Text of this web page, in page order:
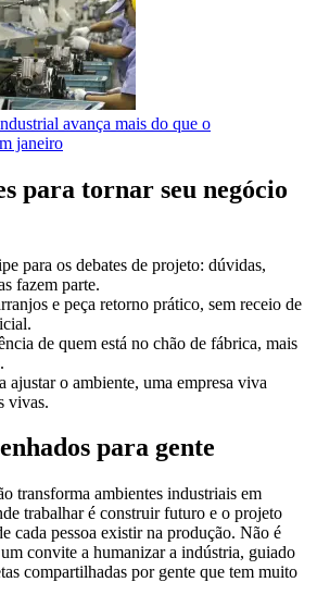
avança mais do que o
janeiro
para tornar seu negócio
para os debates de projeto: dúvidas,
fazem parte.
e peça retorno prático, sem receio de
de quem está no chão de fábrica, mais
ajustar o ambiente, uma empresa viva
vivas.
para gente
transforma ambientes industriais em
trabalhar é construir futuro e o projeto
cada pessoa existir na produção. Não é
convite a humanizar a indústria, guiado
compartilhadas por gente que tem muito